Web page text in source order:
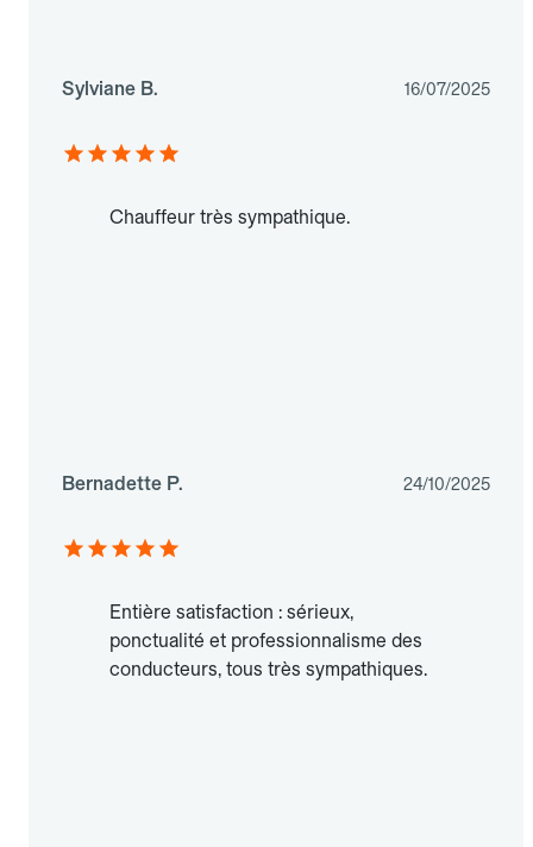
Sylviane B. 16/07/2025
Chauffeur très sympathique.
Bernadette P. 24/10/2025
Entière satisfaction : sérieux,
ponctualité et professionnalisme des
conducteurs, tous très sympathiques.